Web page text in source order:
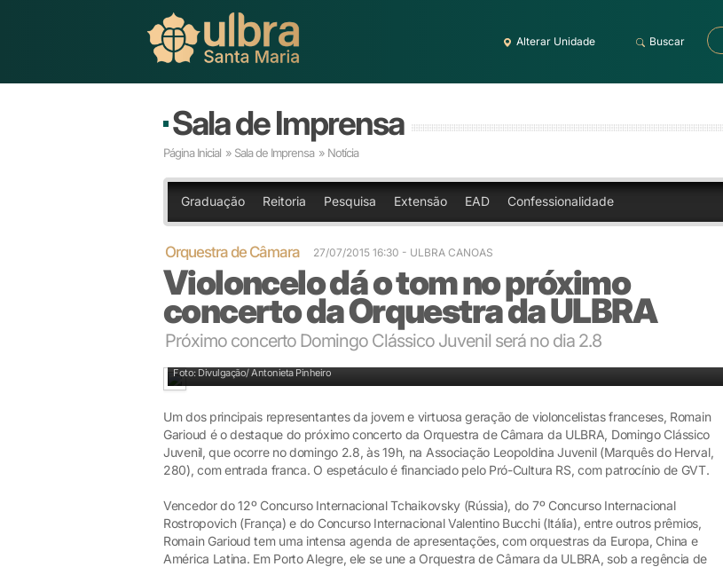
Alterar Unidade Buscar
Sala de Imprensa
Página Inicial » Sala de Imprensa » Notícia
Graduação Reitoria Pesquisa Extensão EAD Confessionalidade
Orquestra de Câmara 27/07/2015 16:30 - ULBRA CANOAS
Violoncelo dá o tom no próximo
concerto da Orquestra da ULBRA
Próximo concerto Domingo Clássico Juvenil será no dia 2.8
Foto: Divulgação/ Antonieta Pinheiro
Um dos principais representantes da jovem e virtuosa geração de violoncelistas franceses, Romain
Garioud é o destaque do próximo concerto da Orquestra de Câmara da ULBRA, Domingo Clássico
Juvenil, que ocorre no domingo 2.8, às 19h, na Associação Leopoldina Juvenil (Marquês do Herval,
280), com entrada franca. O espetáculo é financiado pelo Pró-Cultura RS, com patrocínio de GVT.
Vencedor do 12º Concurso Internacional Tchaikovsky (Rússia), do 7º Concurso Internacional
Rostropovich (França) e do Concurso Internacional Valentino Bucchi (Itália), entre outros prêmios,
Romain Garioud tem uma intensa agenda de apresentações, com orquestras da Europa, China e
América Latina. Em Porto Alegre, ele se une a Orquestra de Câmara da ULBRA, sob a regência de